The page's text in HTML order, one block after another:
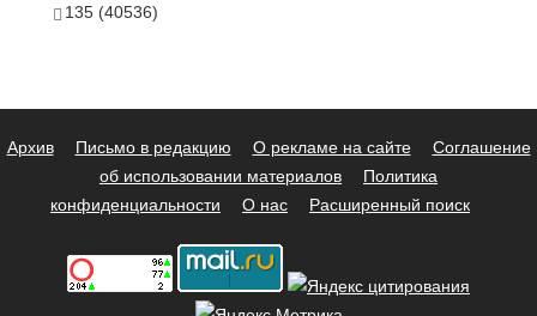
135 (40536)
Архив Письмо в редакцию О рекламе на сайте
Соглашение
об использовании материалов
Политика
конфиденциальности
О нас Расширенный поиск